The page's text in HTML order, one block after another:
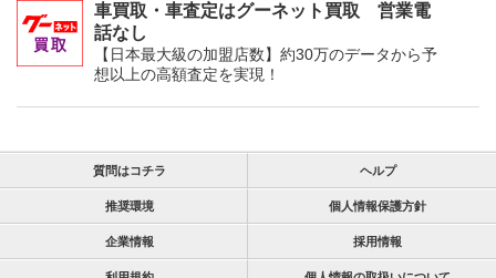
車買取・車査定はグーネット買取 営業電
話なし
【日本最大級の加盟店数】約30万のデータから予
想以上の高額査定を実現！
質問はコチラ ヘルプ
推奨環境 個人情報保護方針
企業情報 採用情報